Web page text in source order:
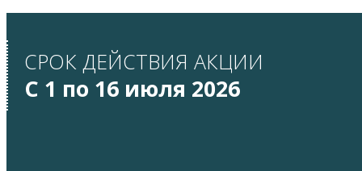
СРОК ДЕЙСТВИЯ АКЦИИ
С 1 по 16 июля 2026